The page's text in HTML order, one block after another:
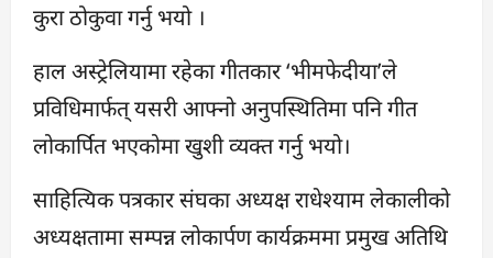
कुरा ठोकुवा गर्नु भयो ।
हाल अस्ट्रेलियामा रहेका गीतकार ‘भीमफेदीया’ले
प्रविधिमार्फत् यसरी आफ्नो अनुपस्थितिमा पनि गीत
लोकार्पित भएकोमा खुशी व्यक्त गर्नु भयो।
साहित्यिक पत्रकार संघका अध्यक्ष राधेश्याम लेकालीको
अध्यक्षतामा सम्पन्न लोकार्पण कार्यक्रममा प्रमुख अतिथि